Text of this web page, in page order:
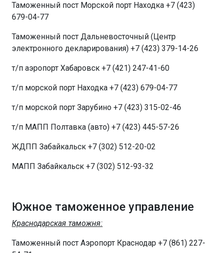
Таможенный пост Морской порт Находка +7 (423)
679-04-77
Таможенный пост Дальневосточный (Центр
электронного декларирования) +7 (423) 379-14-26
т/п аэропорт Хабаровск +7 (421) 247-41-60
т/п морской порт Находка +7 (423) 679-04-77
т/п морской порт Зарубино +7 (423) 315-02-46
т/п МАПП Полтавка (авто) +7 (423) 445-57-26
ЖДПП Забайкальск +7 (302) 512-20-02
МАПП Забайкальск +7 (302) 512-93-32
Южное таможенное управление
Краснодарская таможня:
Таможенный пост Аэропорт Краснодар +7 (861) 227-